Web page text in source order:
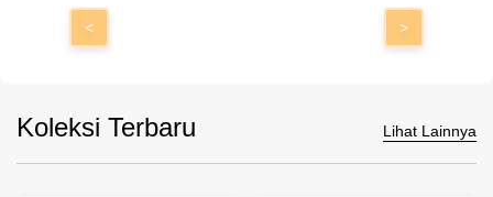
< >
Koleksi Terbaru Lihat Lainnya